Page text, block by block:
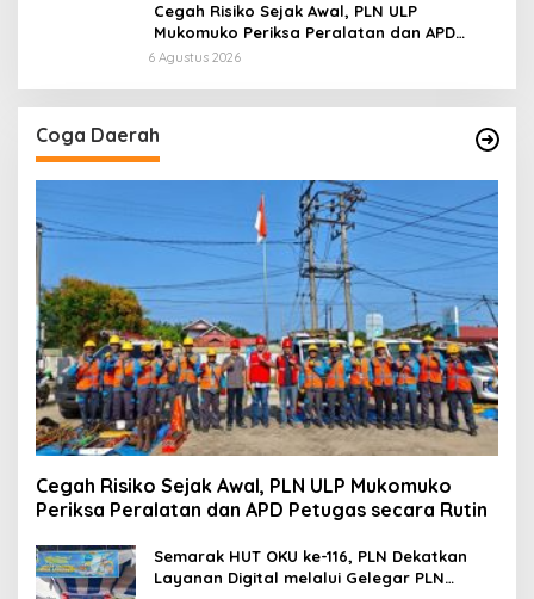
Cegah Risiko Sejak Awal, PLN ULP
Mukomuko Periksa Peralatan dan APD
Petugas secara Rutin
6 Agustus 2026
Coga Daerah
Cegah Risiko Sejak Awal, PLN ULP Mukomuko
Periksa Peralatan dan APD Petugas secara Rutin
Semarak HUT OKU ke-116, PLN Dekatkan
Layanan Digital melalui Gelegar PLN